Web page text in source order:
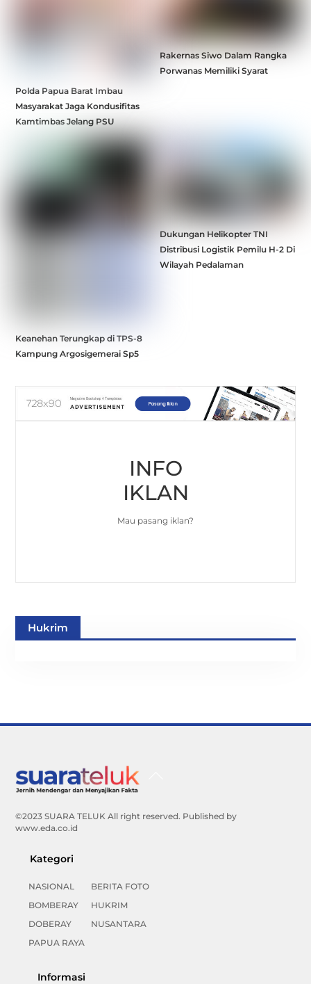
Polda Papua Barat Imbau
Masyarakat Jaga Kondusifitas
Kamtimbas Jelang PSU
Rakernas Siwo Dalam Rangka
Porwanas Memiliki Syarat
Keanehan Terungkap di TPS-8
Kampung Argosigemerai Sp5
Dukungan Helikopter TNI
Distribusi Logistik Pemilu H-2 Di
Wilayah Pedalaman
INFO
IKLAN
Mau pasang iklan?
Hukrim
©2023 SUARA TELUK All right reserved. Published by
www.eda.co.id
Kategori
NASIONAL
BOMBERAY
DOBERAY
PAPUA RAYA
BERITA FOTO
HUKRIM
NUSANTARA
Informasi